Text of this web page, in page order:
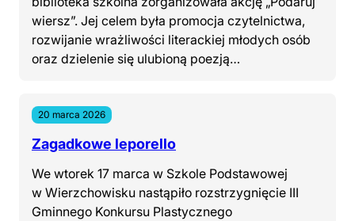
wiersz”. Jej celem była promocja czytelnictwa,
rozwijanie wrażliwości literackiej młodych osób
oraz dzielenie się ulubioną poezją…
20 marca 2026
Zagadkowe leporello
We wtorek 17 marca w Szkole Podstawowej
w Wierzchowisku nastąpiło rozstrzygnięcie III
Gminnego Konkursu Plastycznego